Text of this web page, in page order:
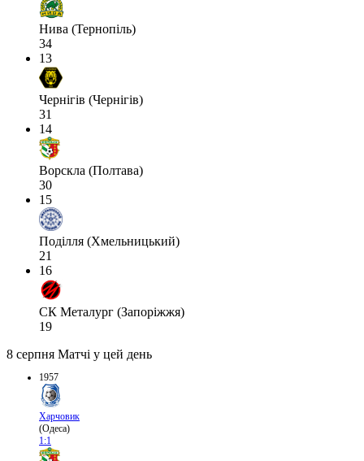
Нива (Тернопіль)
34
13
Чернігів (Чернігів)
31
14
Ворскла (Полтава)
30
15
Поділля (Хмельницький)
21
16
СК Металург (Запоріжжя)
19
8 серпня Матчі у цей день
1957
Харчовик
(Одеса)
1:1